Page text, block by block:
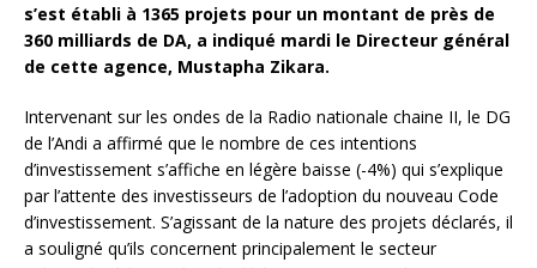
s’est établi à 1365 projets pour un montant de près de
360 milliards de DA, a indiqué mardi le Directeur général
de cette agence, Mustapha Zikara.
Intervenant sur les ondes de la Radio nationale chaine II, le DG
de l’Andi a affirmé que le nombre de ces intentions
d’investissement s’affiche en légère baisse (-4%) qui s’explique
par l’attente des investisseurs de l’adoption du nouveau Code
d’investissement. S’agissant de la nature des projets déclarés, il
a souligné qu’ils concernent principalement le secteur